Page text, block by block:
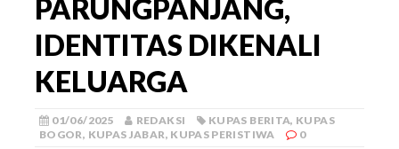
PARUNGPANJANG,
IDENTITAS DIKENALI
KELUARGA
01/06/2025 REDAKSI KUPAS BERITA, KUPAS
BOGOR, KUPAS JABAR, KUPAS PERISTIWA 0